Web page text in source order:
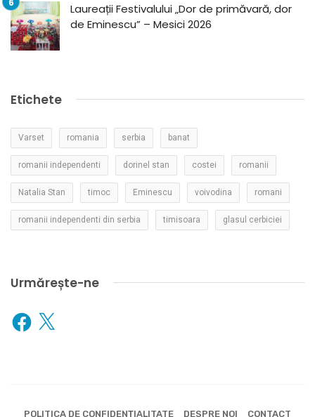
Laureații Festivalului „Dor de primăvară, dor
de Eminescu” – Mesici 2026
Etichete
Varset romania serbia banat
romanii independenti dorinel stan costei romanii
Natalia Stan timoc Eminescu voivodina romani
romanii independenti din serbia timisoara glasul cerbiciei
Urmărește-ne
Facebook
X
POLITICA DE CONFIDENȚIALITATE DESPRE NOI CONTACT